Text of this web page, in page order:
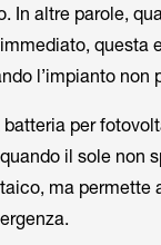
In altre parole,
questa
l’impianto non
per
il sole non
ma